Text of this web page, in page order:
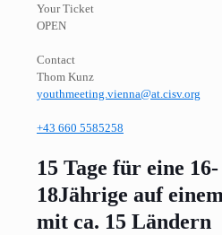
Your Ticket
OPEN
Contact
Thom Kunz
youthmeeting.vienna@at.cisv.org
+43 660 5585258
15 Tage für eine 16-
18Jährige auf
mit ca. 15 Ländern